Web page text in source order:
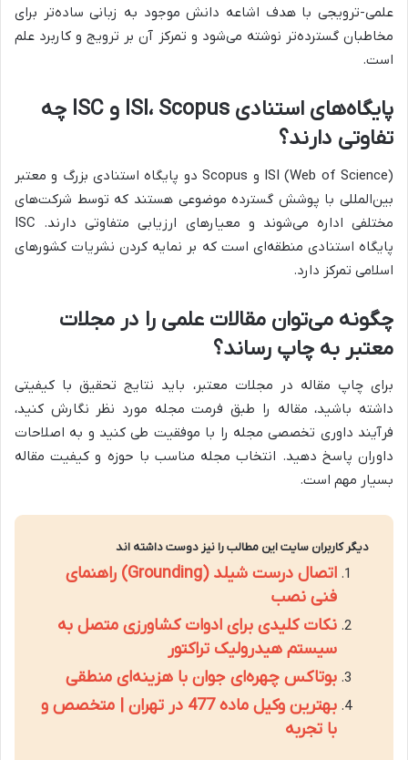
علمی-ترویجی با هدف اشاعه دانش موجود به زبانی ساده‌تر برای
مخاطبان گسترده‌تر نوشته می‌شود و تمرکز آن بر ترویج و کاربرد علم
است.
پایگاه‌های استنادی ISI، Scopus و ISC چه
تفاوتی دارند؟
ISI (Web of Science) و Scopus دو پایگاه استنادی بزرگ و معتبر
بین‌المللی با پوشش گسترده موضوعی هستند که توسط شرکت‌های
مختلفی اداره می‌شوند و معیارهای ارزیابی متفاوتی دارند. ISC
پایگاه استنادی منطقه‌ای است که بر نمایه کردن نشریات کشورهای
اسلامی تمرکز دارد.
چگونه می‌توان مقالات علمی را در مجلات
معتبر به چاپ رساند؟
برای چاپ مقاله در مجلات معتبر، باید نتایج تحقیق با کیفیتی
داشته باشید، مقاله را طبق فرمت مجله مورد نظر نگارش کنید،
فرآیند داوری تخصصی مجله را با موفقیت طی کنید و به اصلاحات
داوران پاسخ دهید. انتخاب مجله مناسب با حوزه و کیفیت مقاله
بسیار مهم است.
دیگر کاربران سایت این مطالب را نیز دوست داشته اند
اتصال درست شیلد (Grounding) راهنمای
فنی نصب
نکات کلیدی برای ادوات کشاورزی متصل به
سیستم هیدرولیک تراکتور
بوتاکس چهره‌ای جوان با هزینه‌ای منطقی
بهترین وکیل ماده 477 در تهران | متخصص و
با تجربه